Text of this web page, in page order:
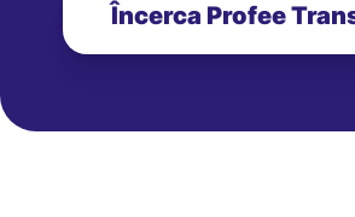
Încerca Profee